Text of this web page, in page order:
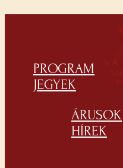
PROGRAM
JEGYEK
ÁRUSOK
HÍREK